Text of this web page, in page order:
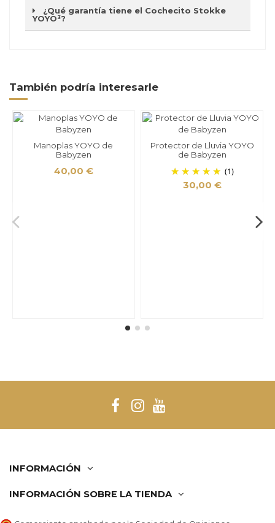
¿Qué garantía tiene el Cochecito Stokke
YOYO³?
También podría interesarle
Manoplas YOYO de
Babyzen
40,00 €
Protector de Lluvia YOYO
de Babyzen
(1)
30,00 €
INFORMACIÓN
INFORMACIÓN SOBRE LA TIENDA